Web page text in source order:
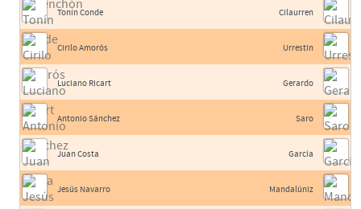
Tonín Conde
Cirilo Amorós
Luciano Ricart
Antonio Sánchez
Juan Costa
Jesús Navarro
Cilaurren
Urrestin
Gerardo
Saro
García
Mandalúniz